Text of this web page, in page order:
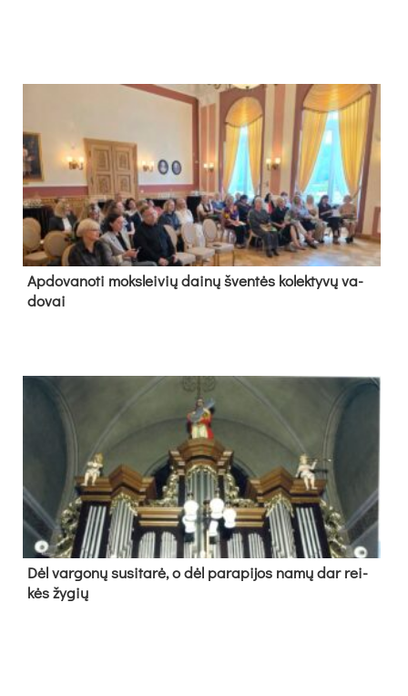
Ap­do­va­no­ti moks­lei­vių dai­nų šven­tės ko­lek­ty­vų va­
do­vai
Dėl var­go­nų su­si­ta­rė, o dėl pa­ra­pi­jos na­mų dar rei­
kės žy­gių